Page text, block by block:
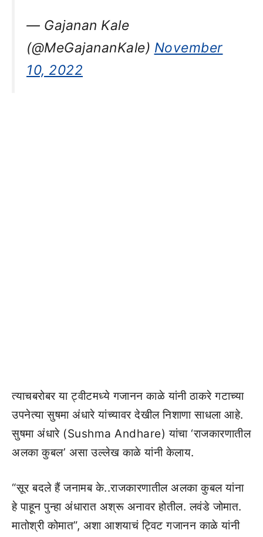
— Gajanan Kale
(@MeGajananKale) November
10, 2022
त्याचबरोबर या ट्वीटमध्ये गजानन काळे यांनी ठाकरे गटाच्या
उपनेत्या सुषमा अंधारे यांच्यावर देखील निशाणा साधला आहे.
सुषमा अंधारे (Sushma Andhare) यांचा ‘राजकारणातील
अलका कुबल’ असा उल्लेख काळे यांनी केलाय.
“सूर बदले हैं जनामब के..राजकारणातील अलका कुबल यांना
हे पाहून पुन्हा अंधारात अश्रू अनावर होतील. लवंडे जोमात.
मातोश्री कोमात”, अशा आशयाचं ट्विट गजानन काळे यांनी